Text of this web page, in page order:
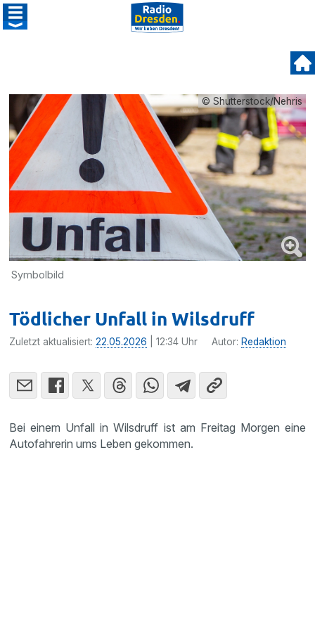
© Shutterstock/Nehris
Symbolbild
Tödlicher Unfall in Wilsdruff
Zuletzt aktualisiert:22.05.2026 | 12:34 Uhr Autor: Redaktion
Bei einem Unfall in Wilsdruff ist am Freitag Morgen eine
Autofahrerin ums Leben gekommen.